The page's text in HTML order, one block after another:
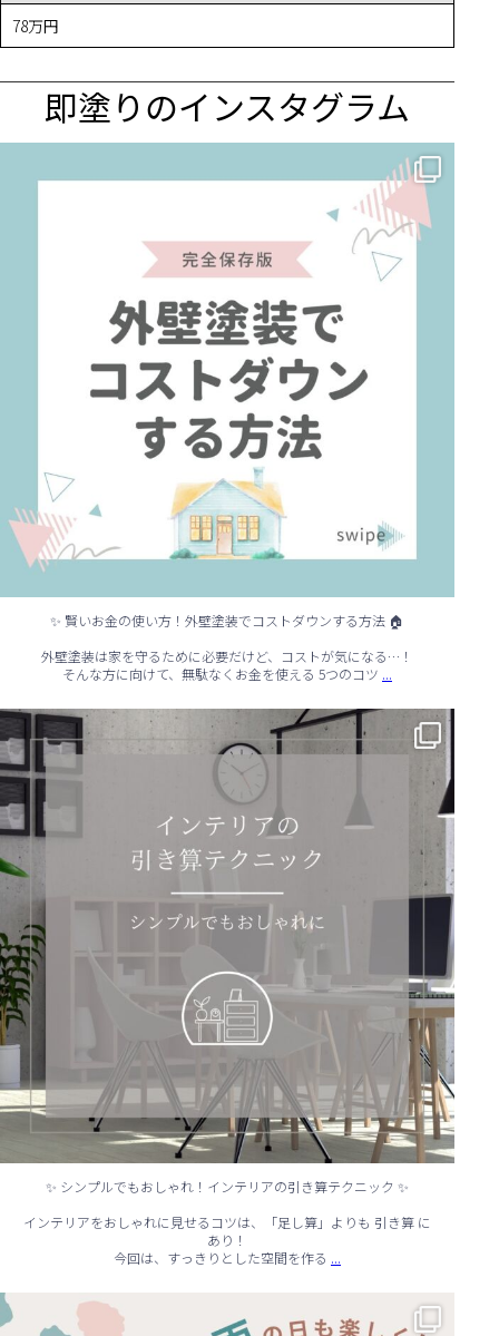
78万円
即塗りのインスタグラム
✨ 賢いお金の使い方！外壁塗装でコストダウンする方法 🏠
✨ 賢いお金の使い方！外壁塗装でコストダウンする方法 🏠
外壁塗装は家を守るために必要だけど、コストが気になる…！
そんな方に向けて、無駄なくお金を使える 5つのコツ ...
✨ シンプルでもおしゃれ！インテリアの引き算テクニック ✨
...
✨ シンプルでもおしゃれ！インテリアの引き算テクニック ✨
インテリアをおしゃれに見せるコツは、「足し算」よりも 引き算 に
あり！
今回は、すっきりとした空間を作る ...
☔ 雨の日でも快適に！室内でできる遊びアイデア 🌈
...